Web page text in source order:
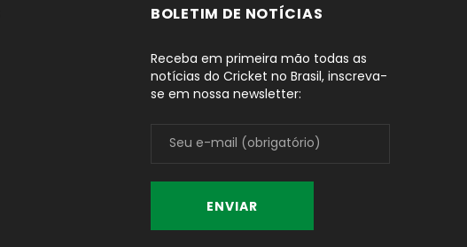
BOLETIM DE NOTÍCIAS
Receba em primeira mão todas as
notícias do Cricket no Brasil, inscreva-
se em nossa newsletter: